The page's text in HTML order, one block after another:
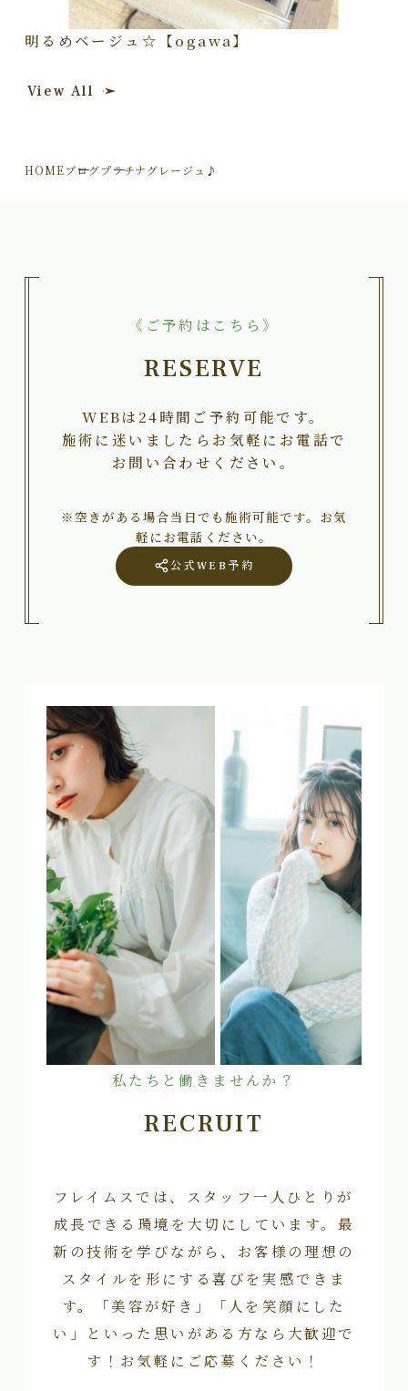
明るめベージュ☆【ogawa】
View All
HOMEブログプラチナグレージュ♪
《ご予約はこちら》
RESERVE
WEBは24時間ご予約可能です。
施術に迷いましたらお気軽にお電話で
お問い合わせください。
※空きがある場合当日でも施術可能です。お気
軽にお電話ください。
公式WEB予約
私たちと働きませんか？
RECRUIT
フレイムスでは、スタッフ一人ひとりが
成長できる環境を大切にしています。最
新の技術を学びながら、お客様の理想の
スタイルを形にする喜びを実感できま
す。「美容が好き」「人を笑顔にした
い」といった思いがある方なら大歓迎で
す！お気軽にご応募ください！